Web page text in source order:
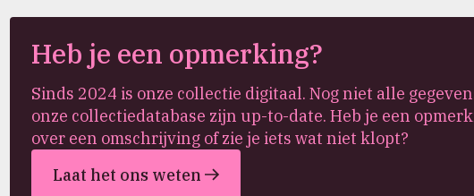
Heb je een opmerking?
Sinds 2024 is onze collectie digitaal. Nog niet alle
onze collectiedatabase zijn up-to-date. Heb je een
over een omschrijving of zie je iets wat niet klopt?
Laat het ons weten